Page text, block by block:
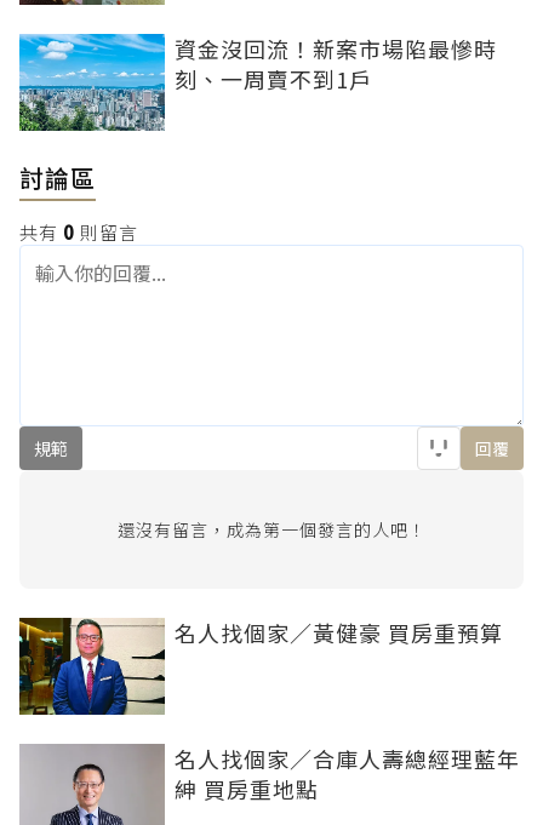
資金沒回流！新案市場陷最慘時
刻、一周賣不到1戶
討論區
共有 0 則留言
規範 回覆
還沒有留言，成為第一個發言的人吧！
名人找個家／黃健豪 買房重預算
名人找個家／合庫人壽總經理藍年
紳 買房重地點